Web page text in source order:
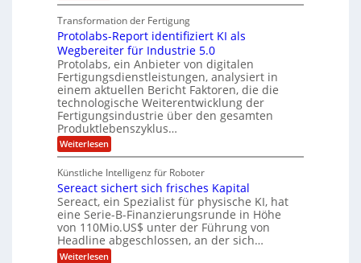
a
t
e
i
n
a
m
e
r
i
k
a
O
ff
c
e
n
z
e
n
t
r
u
m
f
ü
r
3
D
D
r
u
c
k
e
f
ü
r
d
e
n
M
a
s
c
h
n
e
n
-
u
n
d
A
s
t
q
u
a
n
t
e
n
k
r
y
p
t
o
g
r
a
f
i
e
Transformation der Fertigung
Protolabs-Report identifiziert KI als
Wegbereiter für Industrie 5.0
Protolabs, ein Anbieter von digitalen
Fertigungsdienstleistungen, analysiert in
einem aktuellen Bericht Faktoren, die die
technologische Weiterentwicklung der
Fertigungsindustrie über den gesamten
Produktlebenszyklus…
Weiterlesen:
P
o
t
o
l
a
b
s
-
Künstliche Intelligenz für Roboter
Sereact sichert sich frisches Kapital
Sereact, ein Spezialist für physische KI, hat
eine Serie-B-Finanzierungsrunde in Höhe
von 110Mio.US$ unter der Führung von
Headline abgeschlossen, an der sich…
Weiterlesen: